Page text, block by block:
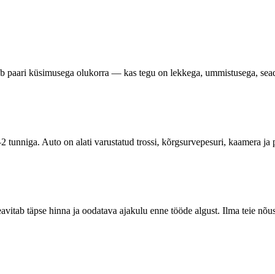
paari küsimusega olukorra — kas tegu on lekkega, ummistusega,
Auto on alati varustatud trossi, kõrgsurvepesuri, kaamera ja
täpse hinna ja oodatava ajakulu enne tööde algust. Ilma teie